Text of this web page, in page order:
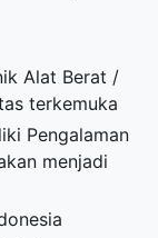
Alat Berat /
terkemuka
Pengalaman
menjadi